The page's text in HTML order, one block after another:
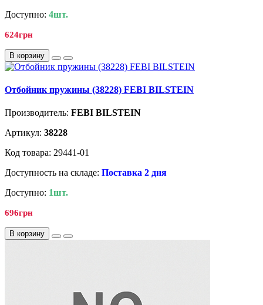
Доступно: 4шт.
624грн
В корзину
Отбойник пружины (38228) FEBI BILSTEIN
Производитель: FEBI BILSTEIN
Артикул: 38228
Код товара: 29441-01
Доступность на складе: Поставка 2 дня
Доступно: 1шт.
696грн
В корзину